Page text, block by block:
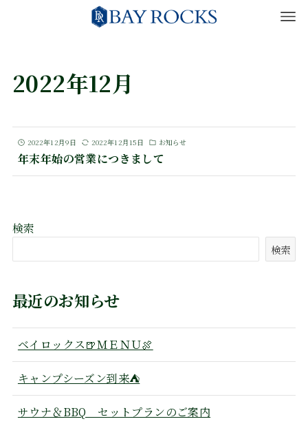
2022年12月
2022年12月9日 2022年12月15日 お知らせ
年末年始の営業につきまして
検索
検索
最近のお知らせ
ベイロックス🍺ＭＥＮＵ🍖
キャンプシーズン到来⛺
サウナ＆BBQ セットプランのご案内